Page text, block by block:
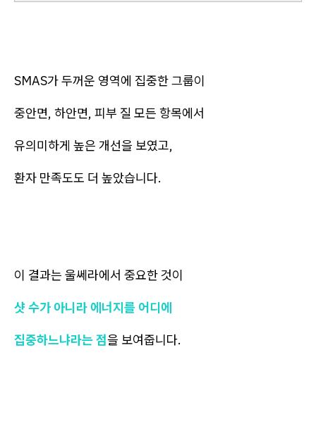
SMAS가 두꺼운 영역에 집중한 그룹이
중안면, 하안면, 피부 질 모든 항목에서
유의미하게 높은 개선을 보였고,
환자 만족도도 더 높았습니다.
이 결과는 울쎄라에서 중요한 것이
샷 수가 아니라 에너지를 어디에
집중하느냐라는 점을 보여줍니다.